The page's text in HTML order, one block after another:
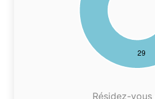
Résidez-